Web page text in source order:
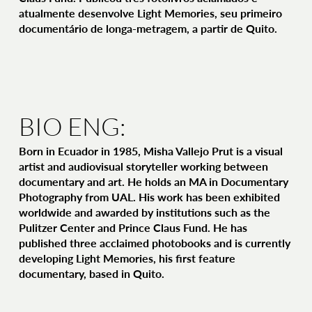
atualmente desenvolve Light Memories, seu primeiro
documentário de longa-metragem, a partir de Quito.
BIO ENG:
Born in Ecuador in 1985, Misha Vallejo Prut is a visual
artist and audiovisual storyteller working between
documentary and art. He holds an MA in Documentary
Photography from UAL. His work has been exhibited
worldwide and awarded by institutions such as the
Pulitzer Center and Prince Claus Fund. He has
published three acclaimed photobooks and is currently
developing Light Memories, his first feature
documentary, based in Quito.